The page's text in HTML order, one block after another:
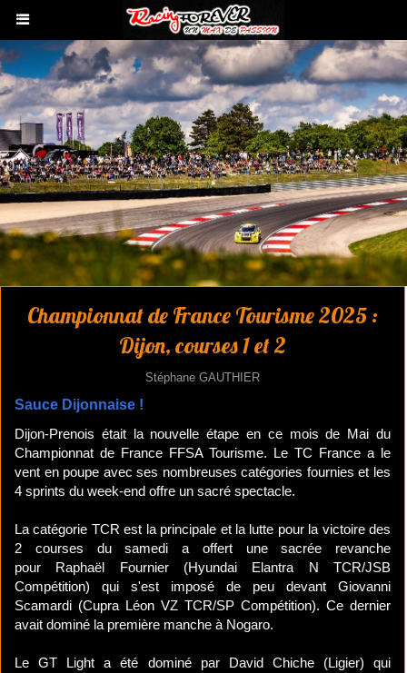
Championnat de France Tourisme 2025 :
Dijon, courses 1 et 2
Stéphane GAUTHIER
Sauce Dijonnaise !
Dijon-Prenois était la nouvelle étape en ce mois de Mai du
Championnat de France FFSA Tourisme. Le TC France a le
vent en poupe avec ses nombreuses catégories fournies et les
4 sprints du week-end offre un sacré spectacle.
La catégorie TCR est la principale et la lutte pour la victoire des
2 courses du samedi a offert une sacrée revanche
pour Raphaël Fournier (Hyundai Elantra N TCR/JSB
Compétition) qui s'est imposé de peu devant Giovanni
Scamardi (Cupra Léon VZ TCR/SP Compétition). Ce dernier
avait dominé la première manche à Nogaro.
Le GT Light a été dominé par David Chiche (Ligier) qui